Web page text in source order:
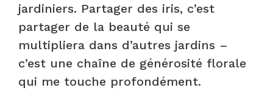
jardiniers. Partager des iris, c’est
partager de la beauté qui se
multipliera dans d’autres jardins –
c’est une chaîne de générosité florale
qui me touche profondément.